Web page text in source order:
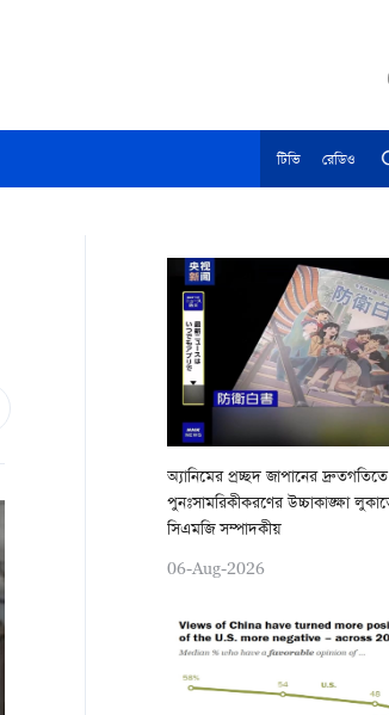
টিভি রেডিও
অ্যানিমের প্রচ্ছদ জাপানের দ্রুতগতিতে
পুনঃসামরিকীকরণের উচ্চাকাঙ্ক্ষা
সিএমজি সম্পাদকীয়
06-Aug-2026